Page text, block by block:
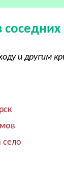
и другим
село